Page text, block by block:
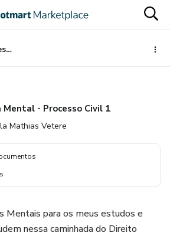
Mapa Mental - Processo Civil 1
Mental - Processo Civil 1
Mathias Vetere
Mentais para os meus estudos e
nessa caminhada do Direito